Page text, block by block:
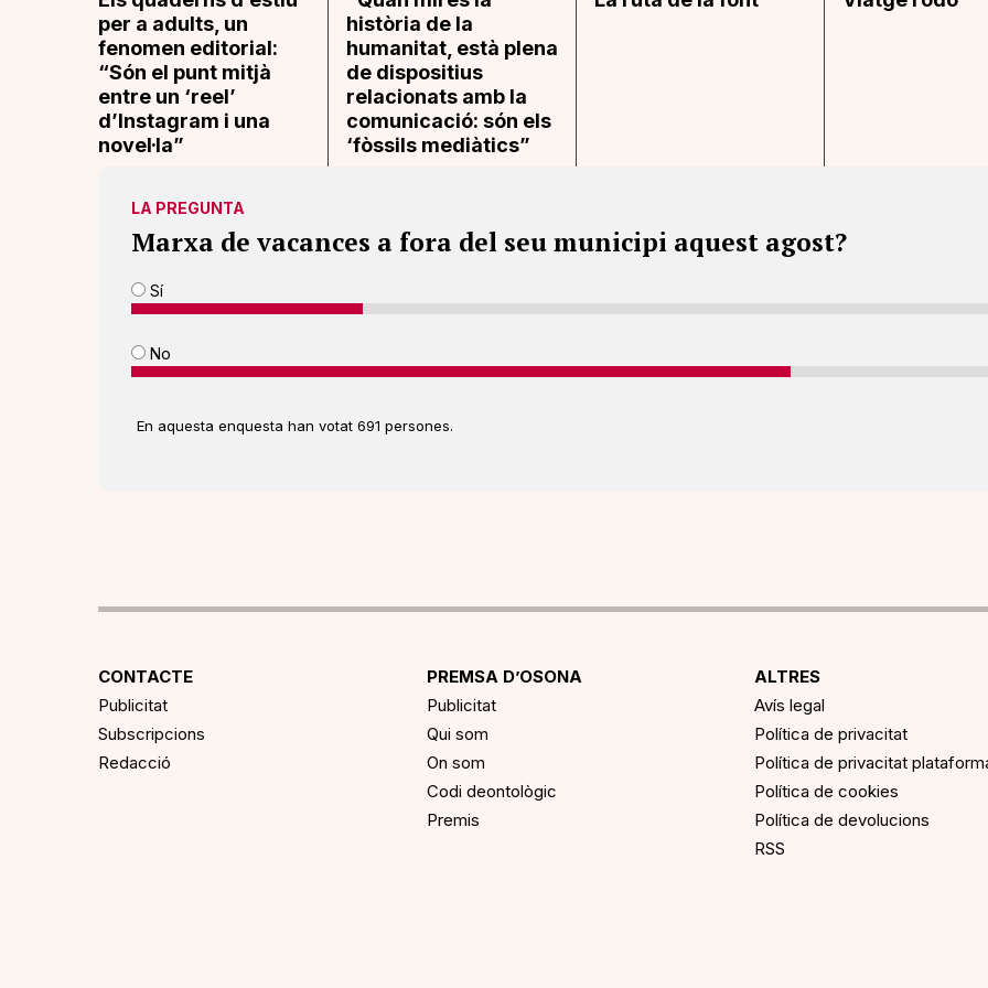
per a adults, un
fenomen editorial:
“Són el punt mitjà
entre un ‘reel’
d’Instagram i una
novel·la”
història de la
humanitat, està plena
de dispositius
relacionats amb la
comunicació: són els
‘fòssils mediàtics”
LA PREGUNTA
Marxa de vacances a fora del seu municipi aquest agost?
Sí
No
En aquesta enquesta han votat 691 persones.
CONTACTE
Publicitat
Subscripcions
Redacció
PREMSA D’OSONA
Publicitat
Qui som
On som
Codi deontològic
Premis
ALTRES
Avís legal
Política de privacitat
Política de privacitat
Política de cookies
Política de devolucions
RSS